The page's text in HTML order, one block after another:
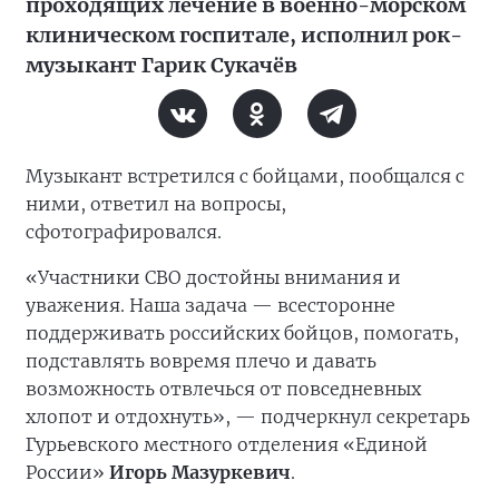
проходящих лечение в военно-морском
клиническом госпитале, исполнил рок-
музыкант Гарик Сукачёв
Музыкант встретился с бойцами, пообщался с
ними, ответил на вопросы,
сфотографировался.
«Участники СВО достойны внимания и
уважения. Наша задача — всесторонне
поддерживать российских бойцов, помогать,
подставлять вовремя плечо и давать
возможность отвлечься от повседневных
хлопот и отдохнуть», — подчеркнул секретарь
Гурьевского местного отделения «Единой
России» Игорь Мазуркевич.